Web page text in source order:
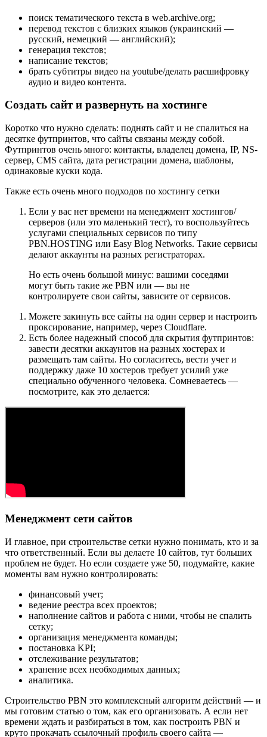
поиск тематического текста в web.archive.org;
перевод текстов с близких языков (украинский —
русский, немецкий — английский);
генерация текстов;
написание текстов;
брать субтитры видео на youtube/делать расшифровку
аудио и видео контента.
Создать сайт и развернуть на хостинге
Коротко что нужно сделать: поднять сайт и не спалиться на
десятке футпринтов, что сайты связаны между собой.
Футпринтов очень много: контакты, владелец домена, IP, NS-
сервер, CMS сайта, дата регистрации домена, шаблоны,
одинаковые куски кода.
Также есть очень много подходов по хостингу сетки
Если у вас нет времени на менеджмент хостингов/
серверов (или это маленький тест), то воспользуйтесь
услугами специальных сервисов по типу
PBN.HOSTING или Easy Blog Networks. Такие сервисы
делают аккаунты на разных регистраторах.
Но есть очень большой минус: вашими соседями
могут быть такие же PBN или — вы не
контролируете свои сайты, зависите от сервисов.
Можете закинуть все сайты на один сервер и настроить
проксирование, например, через Cloudflare.
Есть более надежный способ для скрытия футпринтов:
завести десятки аккаунтов на разных хостерах и
размещать там сайты. Но согласитесь, вести учет и
поддержку даже 10 хостеров требует усилий уже
специально обученного человека. Сомневаетесь —
посмотрите, как это делается:
Менеджмент сети сайтов
И главное, при строительстве сетки нужно понимать, кто и за
что ответственный. Если вы делаете 10 сайтов, тут больших
проблем не будет. Но если создаете уже 50, подумайте, какие
моменты вам нужно контролировать:
финансовый учет;
ведение реестра всех проектов;
наполнение сайтов и работа с ними, чтобы не спалить
сетку;
организация менеджмента команды;
постановка KPI;
отслеживание результатов;
хранение всех необходимых данных;
аналитика.
Строительство PBN это комплексный алгоритм действий — и
мы готовим статью о том, как его организовать. А если нет
времени ждать и разбираться в том, как построить PBN и
круто прокачать ссылочный профиль своего сайта —